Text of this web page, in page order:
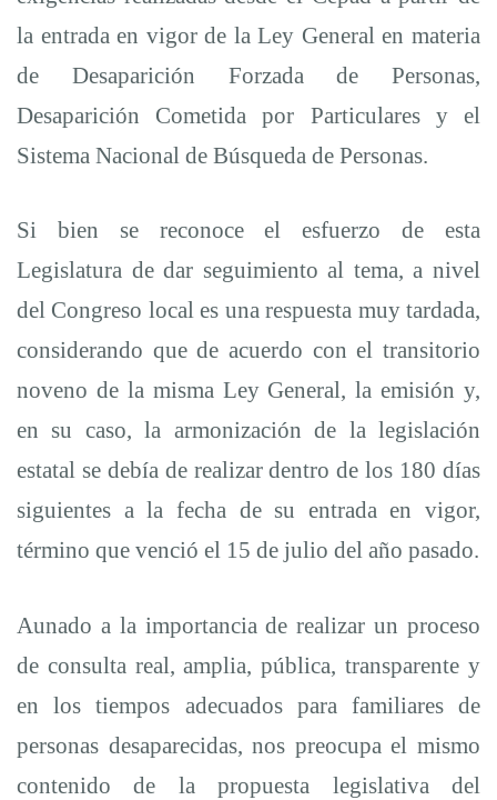
sobre
Desaparición
Forzada
de
Personas
y
Desaparición
de
Personas
Cometida
la entrada en vigor de la Ley General en materia
de Desaparición Forzada de Personas,
Desaparición Cometida por Particulares y el
Sistema Nacional de Búsqueda de Personas.
Si bien se reconoce el esfuerzo de esta
Legislatura de dar seguimiento al tema, a nivel
del Congreso local es una respuesta muy tardada,
considerando que de acuerdo con el transitorio
noveno de la misma Ley General, la emisión y,
en su caso, la armonización de la legislación
estatal se debía de realizar dentrode los 180 días
siguientes a la fecha de su entrada en vigor,
término que venció el 15 de julio del año pasado.
Aunado a la importancia de realizar un proceso
de consulta real, amplia, pública, transparente y
en los tiempos adecuados para familiares de
personas desaparecidas, nos preocupa el mismo
contenido de la propuesta legislativa del